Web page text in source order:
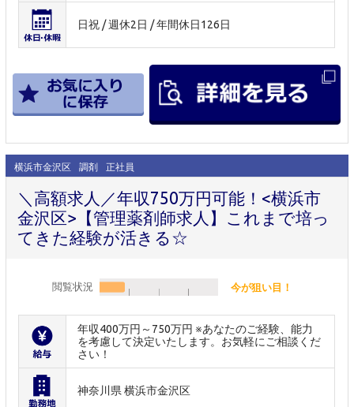
日祝 / 週休2日 / 年間休日126日
横浜市金沢区 調剤 正社員
＼高額求人／年収750万円可能！<横浜市
金沢区>【管理薬剤師求人】これまで培っ
てきた経験が活きる☆
閲覧状況 今が狙い目！
年収400万円～750万円 ※あなたのご経験、能力
を考慮して決定いたします。お気軽にご相談くだ
さい！
神奈川県 横浜市金沢区